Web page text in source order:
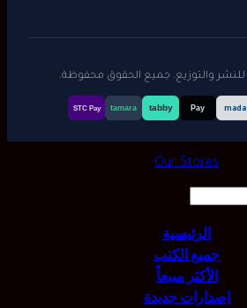
mada
Pay
tabby
tamara
STC Pay
Our Stores
الرئيسية
جميع الكتب
الأكثر مبيعاً
إصدارات جديدة